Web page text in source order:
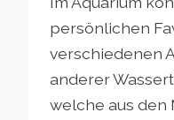
persönlichen
verschiedenen
anderer
welche aus den